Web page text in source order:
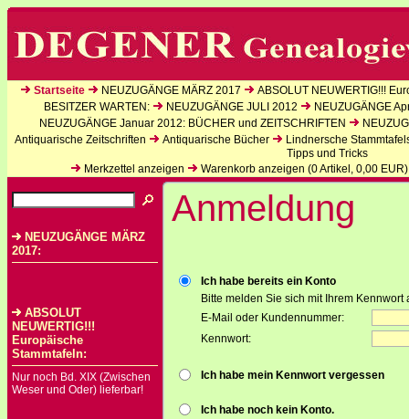
Startseite NEUZUGÄNGE MÄRZ 2017
ABSOLUT NEUWERTIG!!!
BESITZER WARTEN:
NEUZUGÄNGE JULI 2012
NEUZUGÄNGE
NEUZUGÄNGE Januar 2012: BÜCHER und ZEITSCHRIFTEN
Antiquarische Zeitschriften
Antiquarische Bücher
Lindnersche
Tipps und Tricks
Merkzettel anzeigen
Warenkorb anzeigen (0Artikel, 0,00 EUR)
NEUZUGÄNGE MÄRZ
2017:
ABSOLUT
NEUWERTIG!!!
Europäische
Stammtafeln:
Nur noch Bd. XIX (Zwischen
Weser und Oder) lieferbar!
Anmeldung
Ich habe bereits ein Konto
Bitte melden Sie sich mit Ihrem Kennwort
E-Mail oder Kundennummer:
Kennwort:
Ich habe mein Kennwort vergessen
Ich habe noch kein Konto.